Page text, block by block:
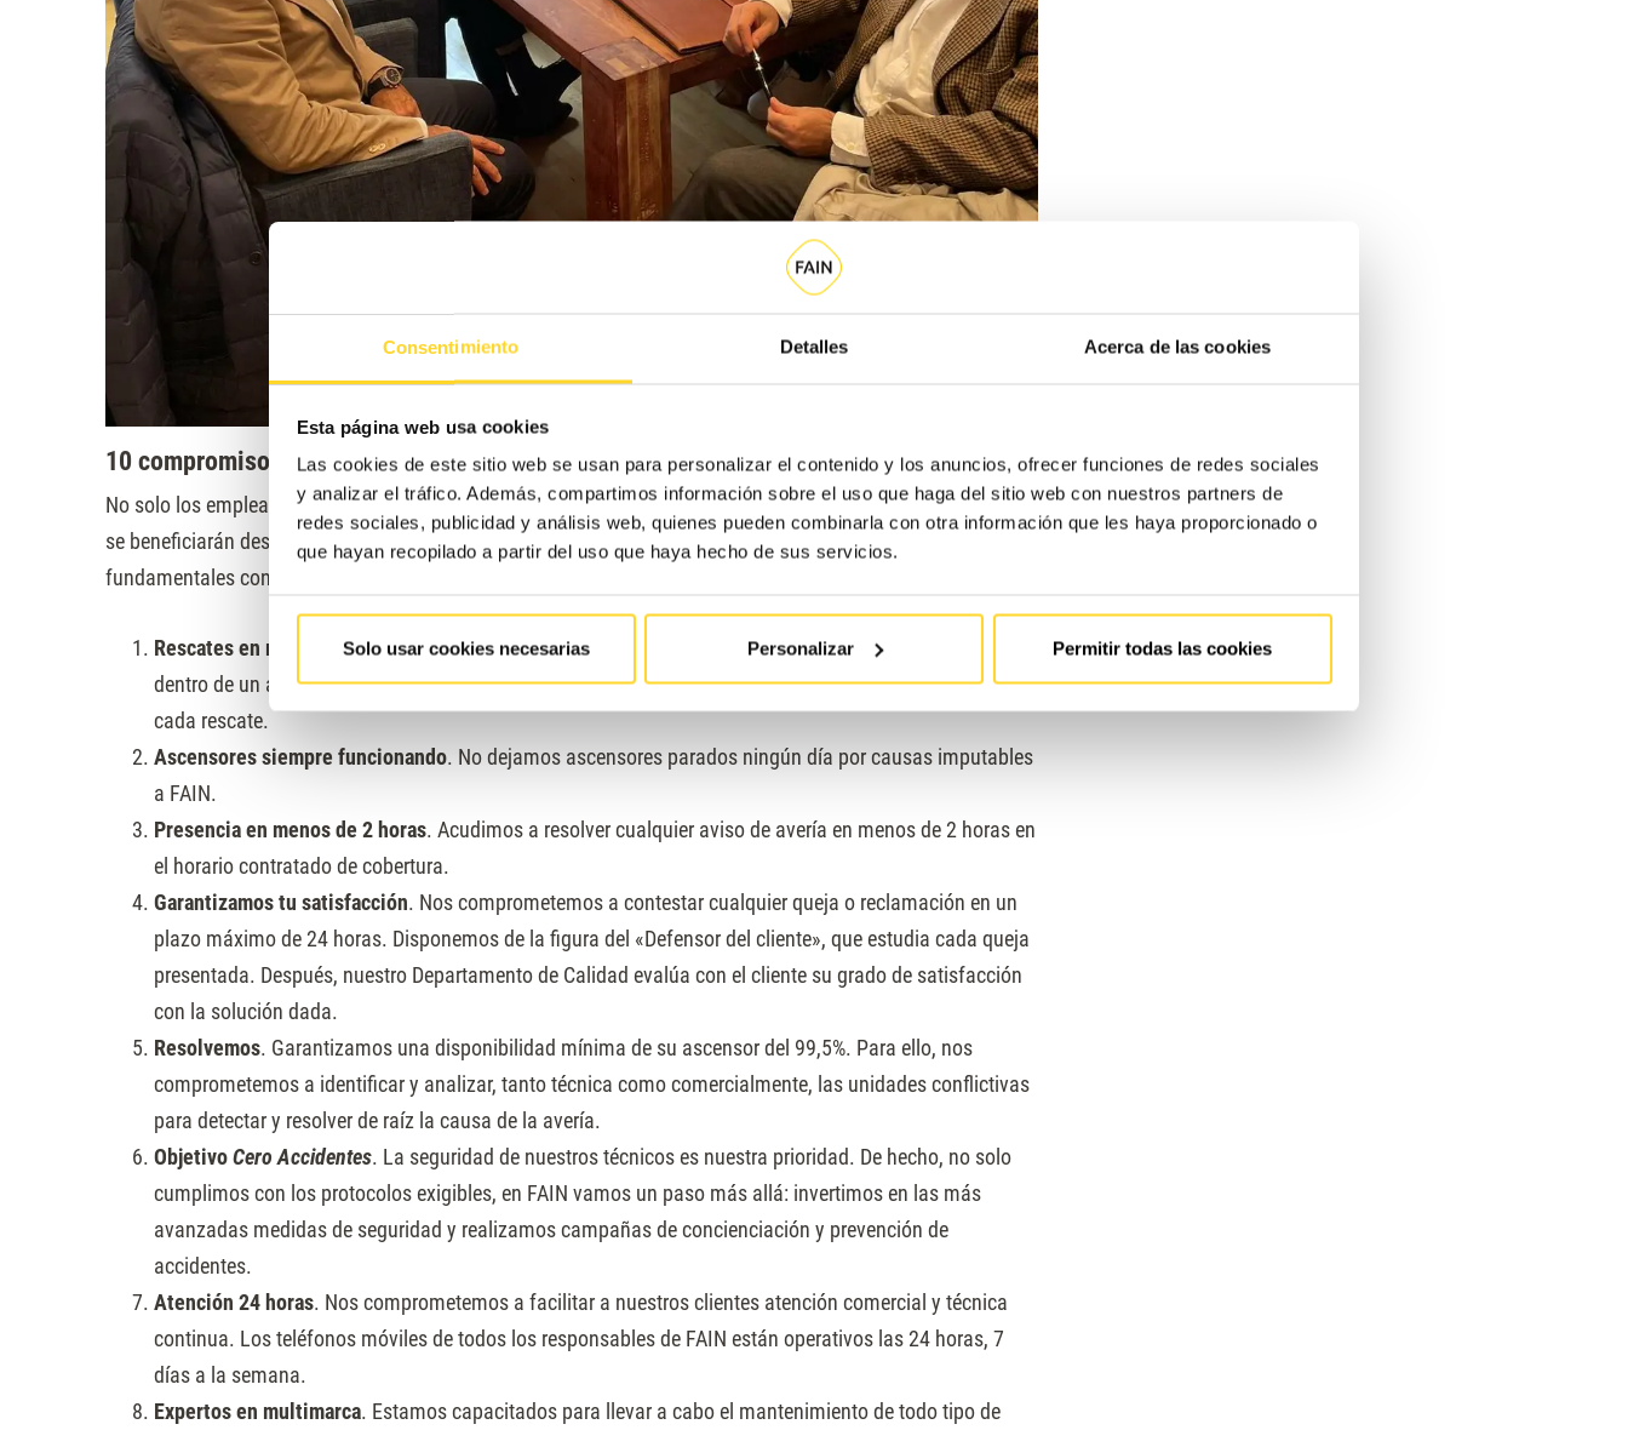
Consentimiento Detalles Acerca de las cookies
Esta página web usa cookies
Las cookies de este sitio web se usan para personalizar el contenido y los anuncios, ofrecer funciones de redes sociales
y analizar el tráfico. Además, compartimos información sobre el uso que haga del sitio web con nuestros partners de
redes sociales, publicidad y análisis web, quienes pueden combinarla con otra información que les haya proporcionado o
que hayan recopilado a partir del uso que haya hecho de sus servicios.
Solo usar cookies necesarias Personalizar Permitir todas las cookies
10 compromisos fundamentales con nuestros clientes
No solo los empleados sacarán provecho de esta fusión. Los clientes fieles de Ascensores RYCAM también
se beneficiarán desde ahora de un sinfín de ventajasy, por supuesto, de nuestros 10 compromisos
fundamentales con nuestros clientes, que son conocidos por toda la organización:
Rescates en menos de 30 minutos. Acudimos a rescatar a las personas que se quedan atrapadas
dentro de un ascensor en menos de 30 minutos y nos ponemos en contacto con el cliente después de
cada rescate.
Ascensores siempre funcionando. No dejamos ascensores parados ningún día por causas imputables
a FAIN.
Presencia en menos de 2 horas. Acudimos a resolver cualquier aviso de avería en menos de 2 horas en
el horario contratado de cobertura.
Garantizamos tu satisfacción. Nos comprometemos a contestar cualquier queja o reclamación en un
plazo máximo de 24 horas. Disponemos de la figura del «Defensor del cliente», que estudia cada queja
presentada. Después, nuestro Departamento de Calidad evalúa con el cliente su grado de satisfacción
con la solución dada.
Resolvemos. Garantizamos una disponibilidad mínima de su ascensor del 99,5%. Para ello, nos
comprometemos a identificar y analizar, tanto técnica como comercialmente, las unidades conflictivas
para detectar y resolver de raíz la causa de la avería.
ObjetivoCero Accidentes. La seguridad de nuestros técnicos es nuestra prioridad. De hecho, no solo
cumplimos con los protocolos exigibles, en FAIN vamos un paso más allá: invertimos en las más
avanzadas medidas de seguridad y realizamos campañas de concienciación y prevención de
accidentes.
Atención 24 horas. Nos comprometemos a facilitar a nuestros clientes atención comercial y técnica
continua. Los teléfonos móviles de todos los responsables de FAIN están operativos las 24 horas, 7
días a la semana.
Expertos en multimarca. Estamos capacitados para llevar a cabo el mantenimiento de todo tipo de